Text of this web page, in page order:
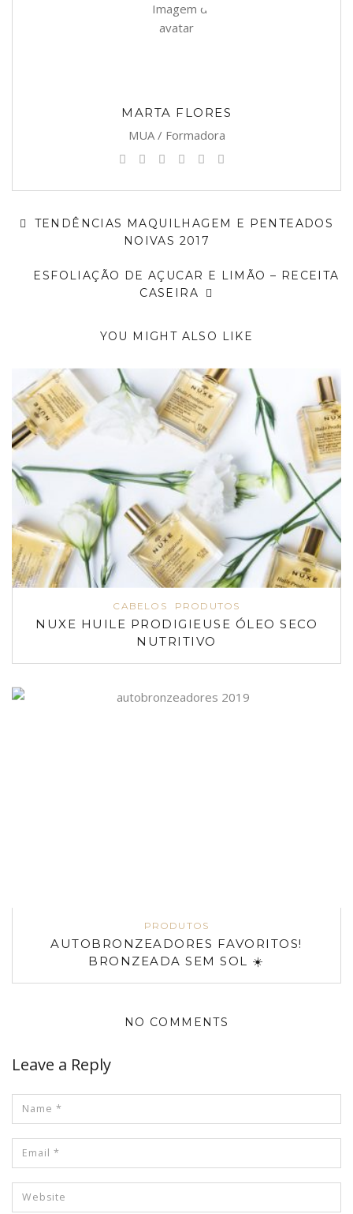
MARTA FLORES
MUA / Formadora
TENDÊNCIAS MAQUILHAGEM E PENTEADOS
NOIVAS 2017
ESFOLIAÇÃO DE AÇUCAR E LIMÃO – RECEITA
CASEIRA
YOU MIGHT ALSO LIKE
CABELOS PRODUTOS
NUXE HUILE PRODIGIEUSE ÓLEO SECO
NUTRITIVO
PRODUTOS
AUTOBRONZEADORES FAVORITOS!
BRONZEADA SEM SOL ☀️
NO COMMENTS
Leave a Reply